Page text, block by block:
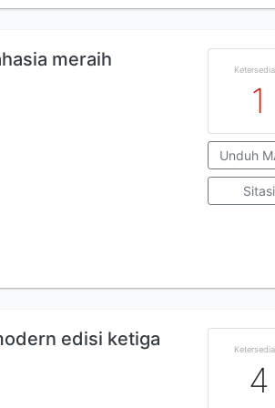
meraih
1
Unduh
Sitasi
edisi ketiga
4